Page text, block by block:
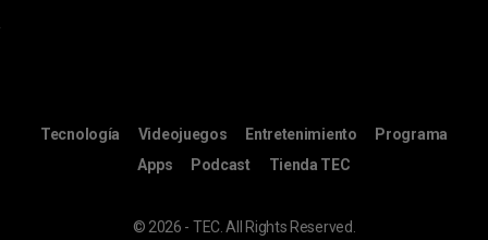
Tecnología Videojuegos Entretenimiento
Programa
Apps
Podcast Tienda TEC
© 2026 - TEC. All Rights Reserved.